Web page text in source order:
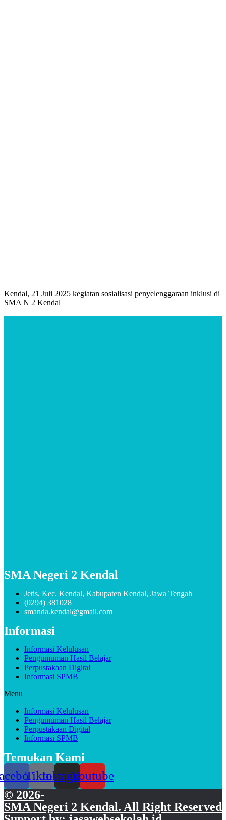
Kendal, 21 Juli 2025 kegiatan sosialisasi penyelenggaraan inklusi di
SMA N 2 Kendal
SMA Negeri 2 Kendal
Jetis, Kec. Kendal, Kabupaten Kendal, Jawa Tengah
(0294) 381028
smanda.kendal@gmail.com
Informasi
Informasi Kelulusan
Pengumuman Hasil Belajar
Perpustakaan Digital
Informasi SPMB
Menu
Informasi Kelulusan
Pengumuman Hasil Belajar
Perpustakaan Digital
Informasi SPMB
Temukan Kami
TiktokInstagramYoutube
© 2026-
SMA Negeri 2 Kendal. All Right Reserved